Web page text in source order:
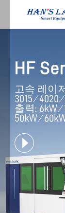
HF
고속 레이
3015 ⁄ 4020
출력: 6kW ⁄
50kW ⁄